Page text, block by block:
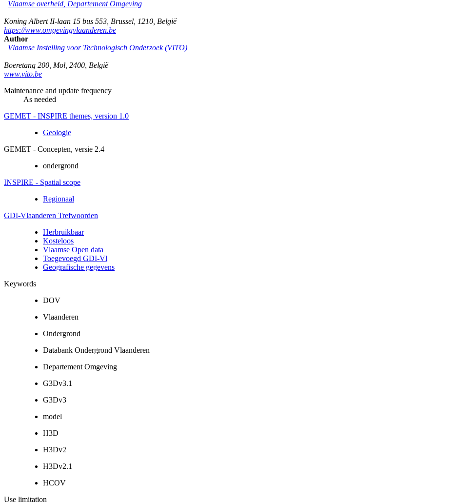
Vlaamse overheid, Departement Omgeving
Koning Albert II-laan 15 bus 553 Brussel 1210 België
https://www.omgevingvlaanderen.be
Author
Vlaamse Instelling voor Technologisch Onderzoek (VITO)
Boeretang 200 Mol 2400 België
www.vito.be
Maintenance and update frequency
As needed
GEMET - INSPIRE themes, version 1.0
Geologie
GEMET - Concepten, versie 2.4
ondergrond
INSPIRE - Spatial scope
Regionaal
GDI-Vlaanderen Trefwoorden
Herbruikbaar
Kosteloos
Vlaamse Open data
Toegevoegd GDI-Vl
Geografische gegevens
Keywords
DOV
Vlaanderen
Ondergrond
Databank Ondergrond Vlaanderen
Departement Omgeving
G3Dv3.1
G3Dv3
model
H3D
H3Dv2
H3Dv2.1
HCOV
Use limitation